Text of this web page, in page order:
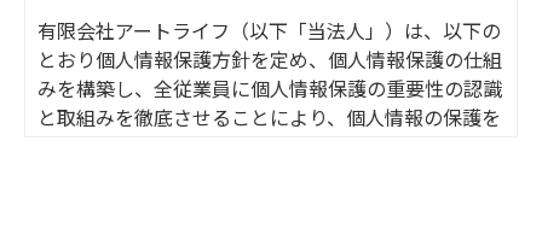
有限会社アートライフ（以下「当法人」）は、以下の
とおり個人情報保護方針を定め、個人情報保護の仕組
みを構築し、全従業員に個人情報保護の重要性の認識
と取組みを徹底させることにより、個人情報の保護を